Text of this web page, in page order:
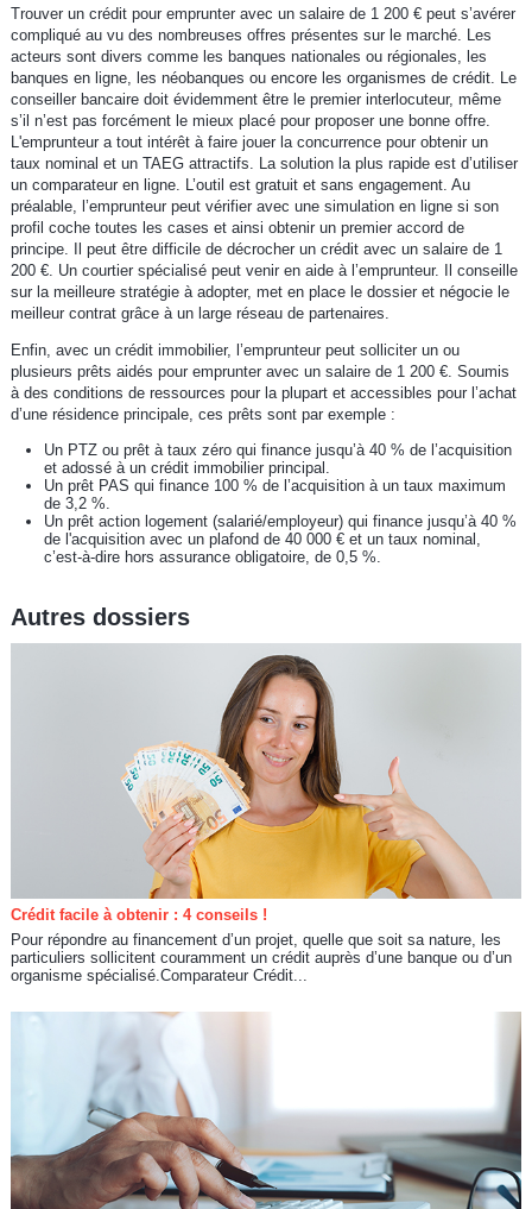
Trouver un crédit pour emprunter avec un salaire de 1 200 € peut s’avérer
compliqué au vu des nombreuses offres présentes sur le marché. Les
acteurs sont divers comme les banques nationales ou régionales, les
banques en ligne, les néobanques ou encore les organismes de crédit. Le
conseiller bancaire doit évidemment être le premier interlocuteur, même
s’il n’est pas forcément le mieux placé pour proposer une bonne offre.
L'emprunteur a tout intérêt à faire jouer la concurrence pour obtenir un
taux nominal et un TAEG attractifs. La solution la plus rapide est d’utiliser
un comparateur en ligne. L’outil est gratuit et sans engagement. Au
préalable, l’emprunteur peut vérifier avec une simulation en ligne si son
profil coche toutes les cases et ainsi obtenir un premier accord de
principe. Il peut être difficile de décrocher un crédit avec un salaire de 1
200 €. Un courtier spécialisé peut venir en aide à l’emprunteur. Il conseille
sur la meilleure stratégie à adopter, met en place le dossier et négocie le
meilleur contrat grâce à un large réseau de partenaires.
Enfin, avec un crédit immobilier, l’emprunteur peut solliciter un ou
plusieurs prêts aidés pour emprunter avec un salaire de 1 200 €. Soumis
à des conditions de ressources pour la plupart et accessibles pour l’achat
d’une résidence principale, ces prêts sont par exemple :
Un PTZ ou prêt à taux zéro qui finance jusqu’à 40 % de l’acquisition
et adossé à un crédit immobilier principal.
Un prêt PAS qui finance 100 % de l’acquisition à un taux maximum
de 3,2 %.
Un prêt action logement (salarié/employeur) qui finance jusqu’à 40 %
de l'acquisition avec un plafond de 40 000 € et un taux nominal,
c’est-à-dire hors assurance obligatoire, de 0,5 %.
Autres dossiers
Crédit facile à obtenir : 4 conseils !
Pour répondre au financement d’un projet, quelle que soit sa nature, les
particuliers sollicitent couramment un crédit auprès d’une banque ou d’un
organisme spécialisé.Comparateur Crédit...